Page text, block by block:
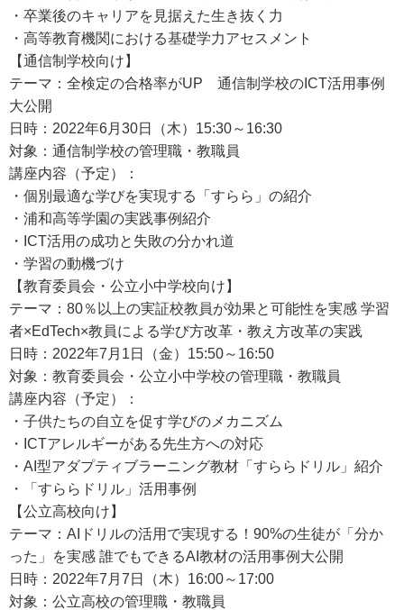
・卒業後のキャリアを見据えた生き抜く力
・高等教育機関における基礎学力アセスメント
【通信制学校向け】
テーマ：全検定の合格率がUP 通信制学校のICT活用事例
大公開
日時：2022年6月30日（木）15:30～16:30
対象：通信制学校の管理職・教職員
講座内容（予定）：
・個別最適な学びを実現する「すらら」の紹介
・浦和高等学園の実践事例紹介
・ICT活用の成功と失敗の分かれ道
・学習の動機づけ
【教育委員会・公立小中学校向け】
テーマ：80％以上の実証校教員が効果と可能性を実感 学習
者×EdTech×教員による学び方改革・教え方改革の実践
日時：2022年7月1日（金）15:50～16:50
対象：教育委員会・公立小中学校の管理職・教職員
講座内容（予定）：
・子供たちの自立を促す学びのメカニズム
・ICTアレルギーがある先生方への対応
・AI型アダプティブラーニング教材「すららドリル」紹介
・「すららドリル」活用事例
【公立高校向け】
テーマ：AIドリルの活用で実現する！90%の生徒が「分か
った」を実感 誰でもできるAI教材の活用事例大公開
日時：2022年7月7日（木）16:00～17:00
対象：公立高校の管理職・教職員